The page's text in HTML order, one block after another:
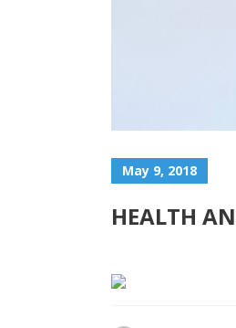
May 9, 2018
HEALTH